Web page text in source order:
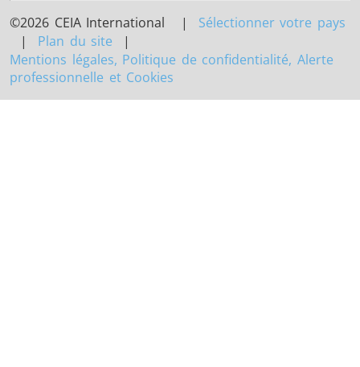
©2026 CEIA International | Sélectionner votre pays
| Plan du site |
Mentions légales, Politique de confidentialité, Alerte
professionnelle et Cookies